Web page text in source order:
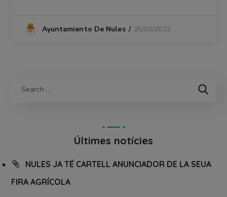
Ayuntamiento De Nules 25/02/2022
Últimes notícies
NULES JA TÉ CARTELL ANUNCIADOR DE LA SEUA
FIRA AGRÍCOLA